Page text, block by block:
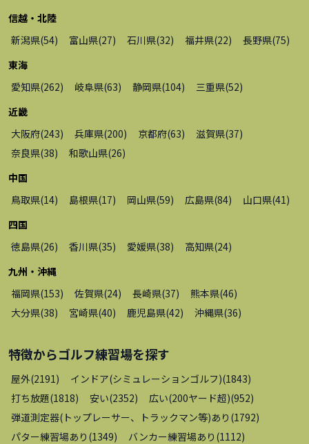
信越・北陸
新潟県(54) 富山県(27) 石川県(32) 福井県(22) 長野県(75)
東海
愛知県(262) 岐阜県(63) 静岡県(104) 三重県(52)
近畿
大阪府(243) 兵庫県(200) 京都府(63) 滋賀県(37)
奈良県(38) 和歌山県(26)
中国
鳥取県(14) 島根県(17) 岡山県(59) 広島県(84) 山口県(41 )
四国
徳島県(26) 香川県(35) 愛媛県(38) 高知県(24)
九州・沖縄
福岡県(153) 佐賀県(24) 長崎県(37) 熊本県(46)
大分県(38) 宮崎県(40) 鹿児島県(42) 沖縄県(36)
特徴からゴルフ練習場を探す
屋外(2191 ) インドア(シミュレーションゴルフ)(1843)
打ち放題(1818) 安い(2352) 広い(200ヤード超)(952)
弾道測定器(トップレーサー、トラックマン等)あり (1792)
パター練習場あり (1349) バンカー練習場あり (1112)